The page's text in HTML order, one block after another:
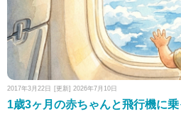
2017年3月22日 [更新] 2026年7月10日
1歳3ヶ月の赤ちゃんと飛行機に